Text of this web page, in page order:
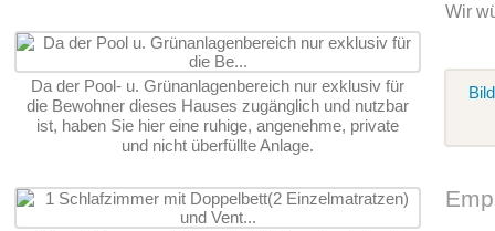
Da der Pool- u. Grünanlagenbereich nur exklusiv für
die Bewohner dieses Hauses zugänglich und nutzbar
ist, haben Sie hier eine ruhige, angenehme, private
und nicht überfüllte Anlage.
Wir